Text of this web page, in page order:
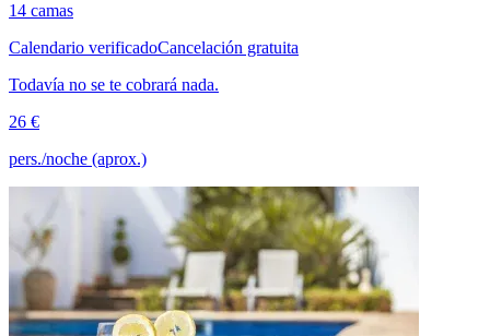
14 camas
Calendario verificadoCancelación gratuita
Todavía no se te cobrará nada.
26 €
pers./noche (aprox.)